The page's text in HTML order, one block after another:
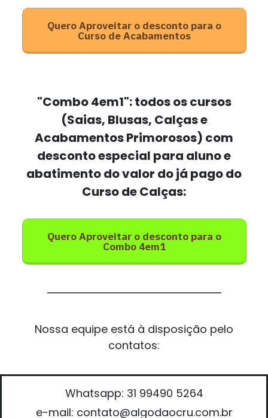
Quero Aproveitar o desconto para o
Curso de Acabamentos
"Combo 4em1": todos os cursos
(Saias, Blusas, Calças e
Acabamentos Primorosos) com
desconto especial para aluno e
abatimento do valor do já pago do
Curso de Calças:
Quero Aproveitar o desconto para o
Combo 4em1
Nossa equipe está à disposição pelo
contatos:
Whatsapp: 31 99490 5264
e-mail: contato@algodaocru.com.br